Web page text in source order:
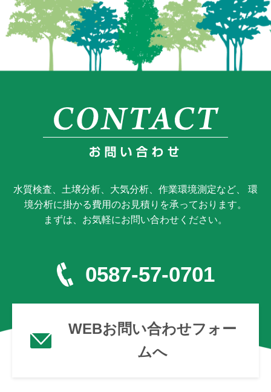
水質検査、土壌分析、大気分析、作業環境測定など、 環
境分析に掛かる費用のお見積りを承っております。
まずは、お気軽にお問い合わせください。
0587-57-0701
WEBお問い合わせフォー
ムへ